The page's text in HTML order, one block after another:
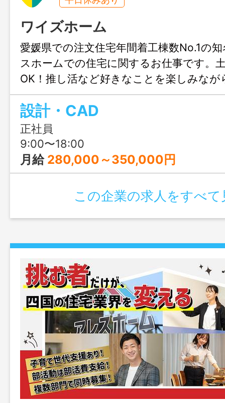
ワイズホーム
愛媛県での注文住宅年間着工棟数No.1の
スホームでの住宅に関するお仕事です。
OK！推し活など好きなことを楽しみな
きます♪結婚や出産のタイミングでも安心
も充実！人生設計が変わっても安定して
リアチェンジしてみませんか？職場見学
ます！
設計・CAD
正社員
9:00〜18:00
月給 280,000～350,000円
この企業の求人をすべて